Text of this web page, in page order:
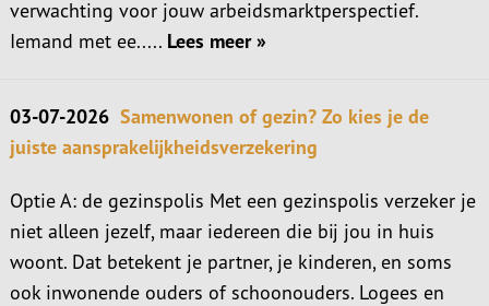
verwachting voor jouw arbeidsmarktperspectief.
Iemand met ee..... Lees meer »
03-07-2026 Samenwonen of gezin? Zo kies je de
juiste aansprakelijkheidsverzekering
Optie A: de gezinspolis Met een gezinspolis verzeker je
niet alleen jezelf, maar iedereen die bij jou in huis
woont. Dat betekent je partner, je kinderen, en soms
ook inwonende ouders of schoonouders. Logees en